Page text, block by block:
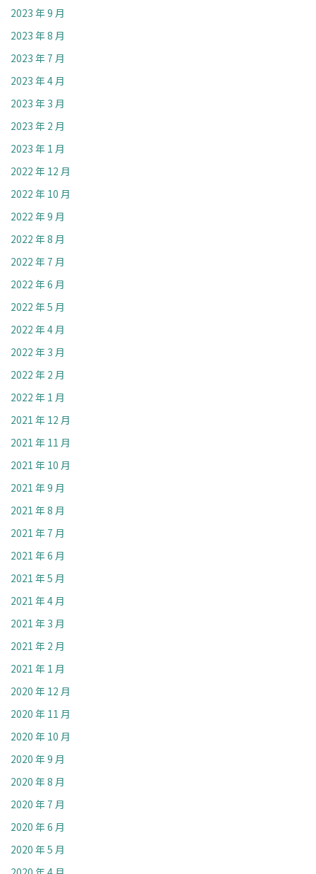
2023 年 9 月
2023 年 8 月
2023 年 7 月
2023 年 4 月
2023 年 3 月
2023 年 2 月
2023 年 1 月
2022 年 12 月
2022 年 10 月
2022 年 9 月
2022 年 8 月
2022 年 7 月
2022 年 6 月
2022 年 5 月
2022 年 4 月
2022 年 3 月
2022 年 2 月
2022 年 1 月
2021 年 12 月
2021 年 11 月
2021 年 10 月
2021 年 9 月
2021 年 8 月
2021 年 7 月
2021 年 6 月
2021 年 5 月
2021 年 4 月
2021 年 3 月
2021 年 2 月
2021 年 1 月
2020 年 12 月
2020 年 11 月
2020 年 10 月
2020 年 9 月
2020 年 8 月
2020 年 7 月
2020 年 6 月
2020 年 5 月